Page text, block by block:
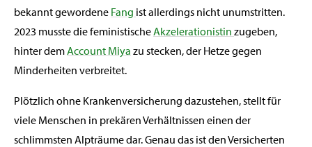
bekannt gewordene Fang ist allerdings nicht unumstritten.
2023 musste die feministischeAkzelerationistin zugeben,
hinter demAccount Miya zu stecken, der Hetze gegen
Minderheiten verbreitet.
Plötzlich ohne Krankenversicherung dazustehen, stellt für
viele Menschen in prekären Verhältnissen einen der
schlimmsten Alpträume dar. Genau das ist den Versicherten